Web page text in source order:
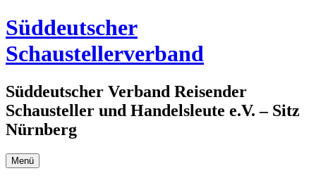
Zum
Inhalt
springen
Süddeutscher
Schaustellerverband
Süddeutscher Verband Reisender
Schausteller und Handelsleute e.V. – Sitz
Nürnberg
Menü